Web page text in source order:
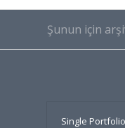
Şunun için
Single